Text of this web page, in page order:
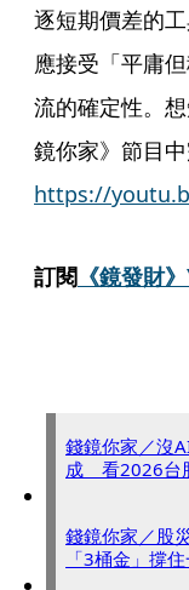
逐短期價差的
應接受「平庸
流的確定性。
鏡你家》節目中
https://
訂閱 《鏡發財
錢鏡你家／沒
成 看2026台
錢鏡你家／股
「3桶金」撐